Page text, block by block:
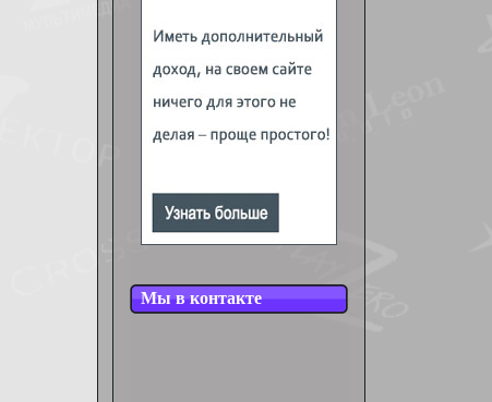
Мы в контакте